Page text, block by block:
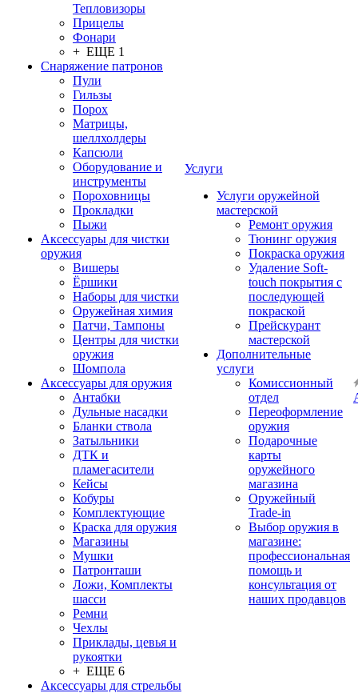
Тепловизоры
Прицелы
Фонари
+ ЕЩЕ 1
Снаряжение патронов
Пули
Гильзы
Порох
Матрицы,
шеллхолдеры
Капсюли
Оборудование и
инструменты
Пороховницы
Прокладки
Пыжи
Аксессуары для чистки
оружия
Вишеры
Ёршики
Наборы для чистки
Оружейная химия
Патчи, Тампоны
Центры для чистки
оружия
Шомпола
Аксессуары для оружия
Антабки
Дульные насадки
Бланки ствола
Затыльники
ДТК и
пламегасители
Кейсы
Кобуры
Комплектующие
Краска для оружия
Магазины
Мушки
Патронташи
Ложи, Комплекты
шасси
Ремни
Чехлы
Приклады, цевья и
рукоятки
+ ЕЩЕ 6
Аксессуары для стрельбы
Услуги
Услуги оружейной
мастерской
Ремонт оружия
Тюнинг оружия
Покраска оружия
Удаление Soft-
touch покрытия с
последующей
покраской
Прейскурант
мастерской
Дополнительные
услуги
Комиссионный
отдел
Переоформление
оружия
Подарочные
карты
оружейного
магазина
Оружейный
Trade-in
Выбор оружия в
магазине:
профессиональная
помощь и
консультация от
наших продавцов